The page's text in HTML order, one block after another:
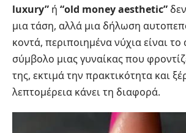
luxury” ή “old money aesthetic”
μια τάση, αλλά μια δήλωση
κοντά, περιποιημένα νύχια είναι
σύμβολο μιας γυναίκας που
της, εκτιμά την πρακτικότητα και
λεπτομέρεια κάνει τη διαφορά.